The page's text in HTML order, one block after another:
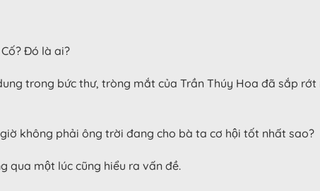
Đó là ai?
trong bức thư, tròng mắt của Trần Thúy Hoa đã sắp
không phải ông trời đang cho bà ta cơ hội tốt nhất sao?
qua một lúc cũng hiểu ra vấn đề.